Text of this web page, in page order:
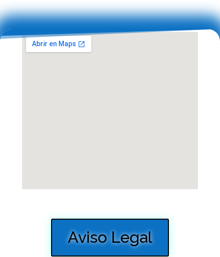
Aviso Legal